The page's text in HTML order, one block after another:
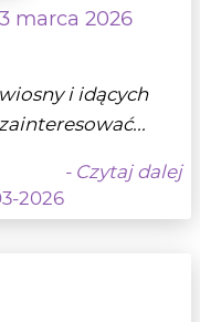
marca 2026
i idących
- Czytaj dalej
2026